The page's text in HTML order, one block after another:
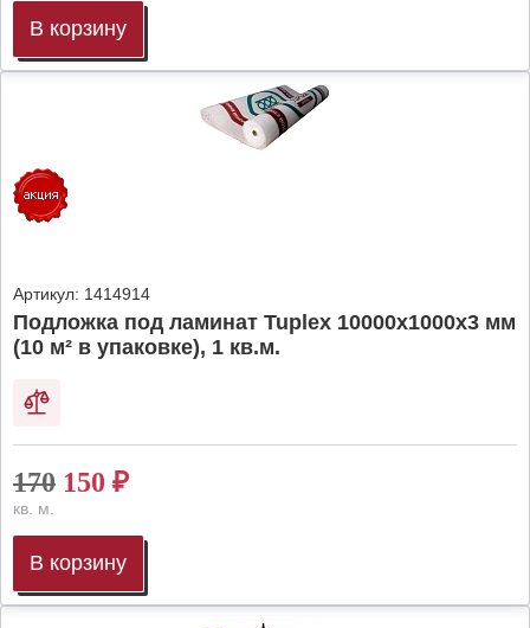
В корзину
Артикул: 1414914
Подложка под ламинат Tuplex 10000x1000x3 мм
(10 м² в упаковке), 1 кв.м.
170 150 ₽
кв. м.
В корзину